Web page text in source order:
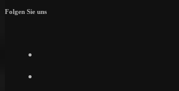
Folgen Sie uns